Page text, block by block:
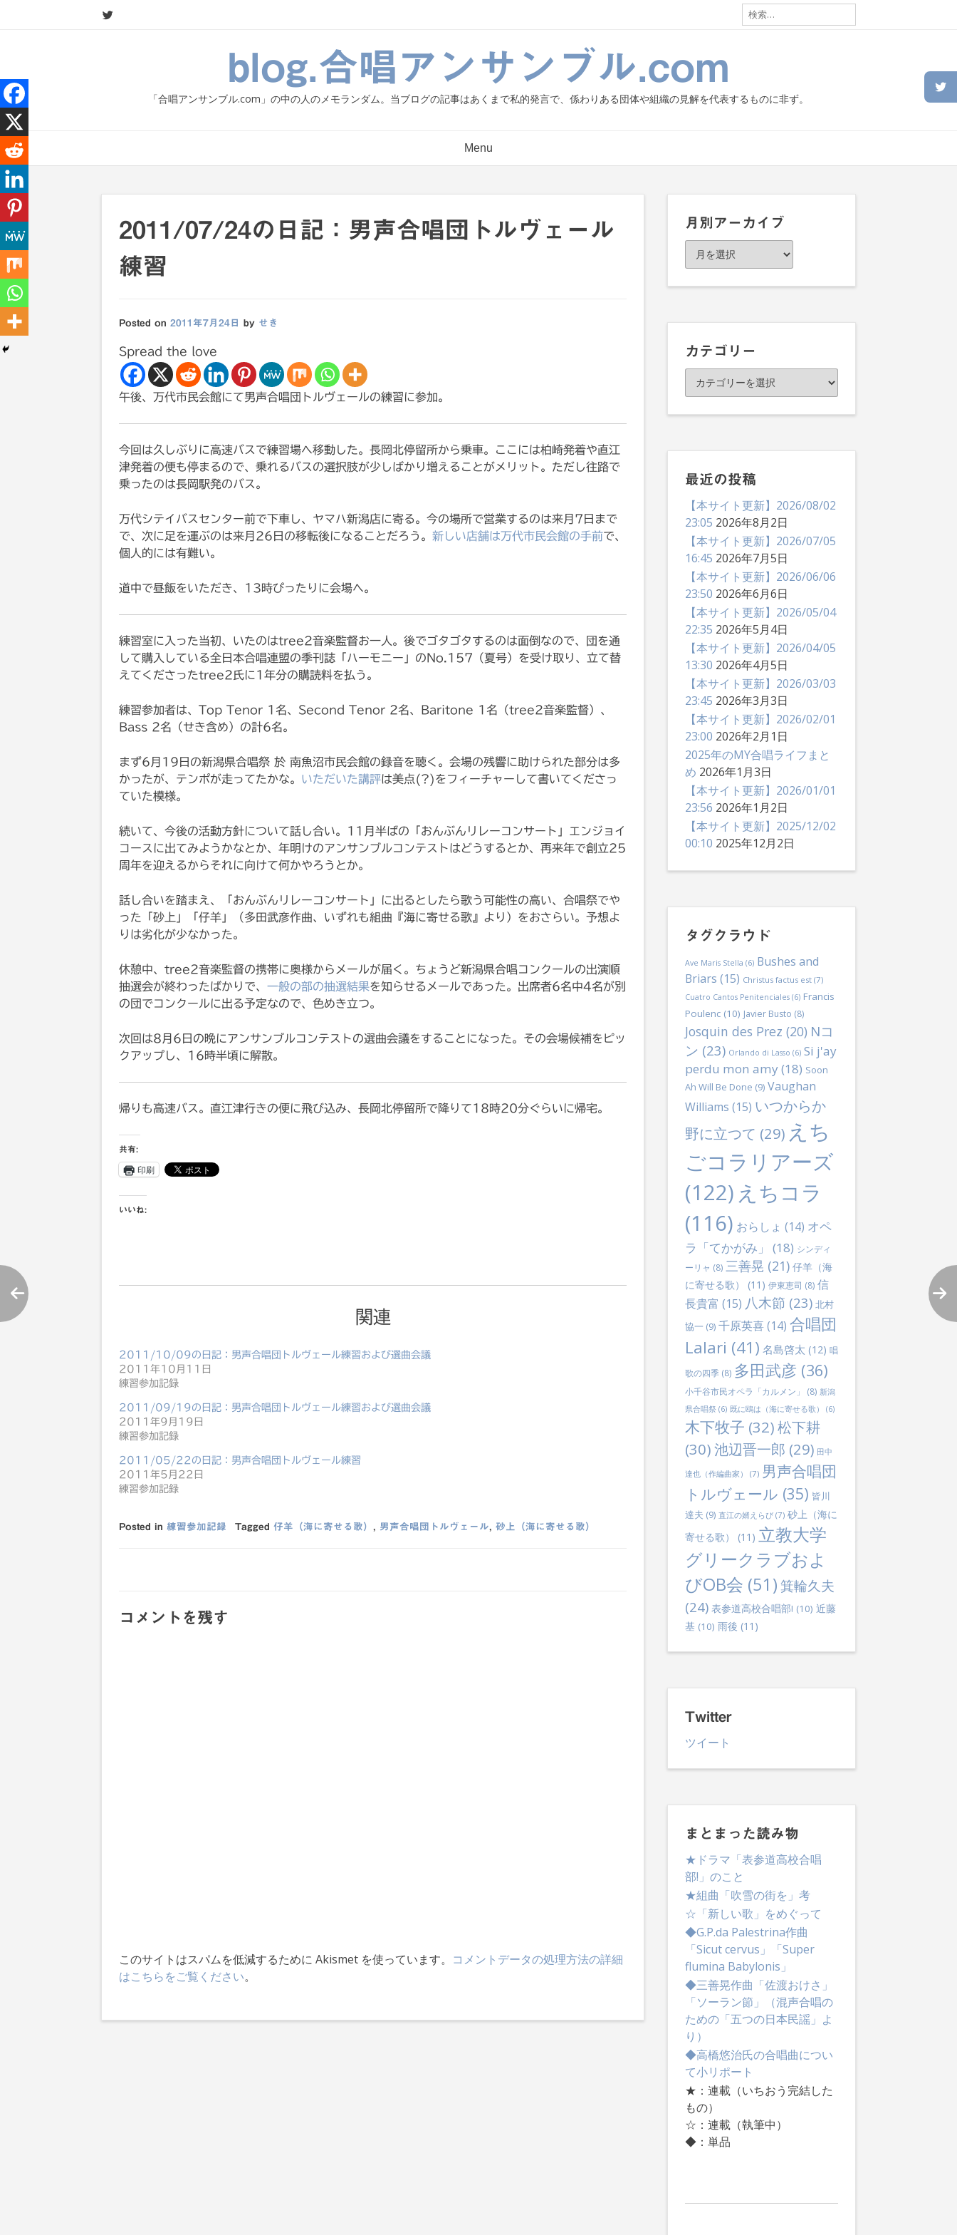
検
索:
blog.合唱アンサンブル.com
「合唱アンサンブル.com」の中の人のメモランダム。当ブログの記事はあくまで私的発言で、係わりある団体や組織の見解を代表するものに非ず。
Menu
2011/07/24の日記：男声合唱団トルヴェール
練習
Posted on 2011年7月24日 by せき
Spread the love
午後、万代市民会館にて男声合唱団トルヴェールの練習に参加。
今回は久しぶりに高速バスで練習場へ移動した。長岡北停留所から乗車。ここには柏崎発着や直江
津発着の便も停まるので、乗れるバスの選択肢が少しばかり増えることがメリット。ただし往路で
乗ったのは長岡駅発のバス。
万代シテイバスセンター前で下車し、ヤマハ新潟店に寄る。今の場所で営業するのは来月7日まで
で、次に足を運ぶのは来月26日の移転後になることだろう。 新しい店舗は万代市民会館の手前で、
個人的には有難い。
道中で昼飯をいただき、13時ぴったりに会場へ。
練習室に入った当初、いたのはtree2音楽監督お一人。後でゴタゴタするのは面倒なので、団を通
して購入している全日本合唱連盟の季刊誌「ハーモニー」のNo.157（夏号）を受け取り、立て替
えてくださったtree2氏に1年分の購読料を払う。
練習参加者は、Top Tenor 1名、Second Tenor 2名、Baritone 1名（tree2音楽監督）、
Bass 2名（せき含め）の計6名。
まず6月19日の新潟県合唱祭 於 南魚沼市民会館の録音を聴く。会場の残響に助けられた部分は多
かったが、テンポが走ってたかな。 いただいた講評は美点(?)をフィーチャーして書いてくださっ
ていた模様。
続いて、今後の活動方針について話し合い。11月半ばの「おんぶんリレーコンサート」エンジョイ
コースに出てみようかなとか、年明けのアンサンブルコンテストはどうするとか、再来年で創立25
周年を迎えるからそれに向けて何かやろうとか。
話し合いを踏まえ、「おんぶんリレーコンサート」に出るとしたら歌う可能性の高い、合唱祭でや
った「砂上」「仔羊」（多田武彦作曲、いずれも組曲『海に寄せる歌』より）をおさらい。予想よ
りは劣化が少なかった。
休憩中、tree2音楽監督の携帯に奥様からメールが届く。ちょうど新潟県合唱コンクールの出演順
抽選会が終わったばかりで、 一般の部の抽選結果を知らせるメールであった。出席者6名中4名が別
の団でコンクールに出る予定なので、色めき立つ。
次回は8月6日の晩にアンサンブルコンテストの選曲会議をすることになった。その会場候補をピッ
クアップし、16時半頃に解散。
帰りも高速バス。直江津行きの便に飛び込み、長岡北停留所で降りて18時20分ぐらいに帰宅。
共有:
印刷
いいね:
関連
2011/10/09の日記：男声合唱団トルヴェール練習および選曲会議
2011年10月11日
練習参加記録
2011/09/19の日記：男声合唱団トルヴェール練習および選曲会議
2011年9月19日
練習参加記録
2011/05/22の日記：男声合唱団トルヴェール練習
2011年5月22日
練習参加記録
Posted in 練習参加記録 Tagged 仔羊（海に寄せる歌） , 男声合唱団トルヴェール, 砂上（海に寄せる歌）
ナ
コメントを残す
Alternative:
このサイトはスパムを低減するために Akismet を使っています。 コメントデータの処理方法の詳細
はこちらをご覧ください。
月別アーカイブ
別
ア
ブ
カテゴリー
テ
ゴ
最近の投稿
【本サイト更新】2026/08/02
23:05 2026年8月2日
【本サイト更新】2026/07/05
16:45 2026年7月5日
【本サイト更新】2026/06/06
23:50 2026年6月6日
【本サイト更新】2026/05/04
22:35 2026年5月4日
【本サイト更新】2026/04/05
13:30 2026年4月5日
【本サイト更新】2026/03/03
23:45 2026年3月3日
【本サイト更新】2026/02/01
23:00 2026年2月1日
2025年のMY合唱ライフまと
め 2026年1月3日
【本サイト更新】2026/01/01
23:56 2026年1月2日
【本サイト更新】2025/12/02
00:10 2025年12月2日
タグクラウド
Ave Maris Stella (6) Bushes and
Briars (15) Christus factus est(7)
Cuatro Cantos Penitenciales(6) Francis
Poulenc(10) Javier Busto (8)
Josquin des Prez (20) Nコ
ン (23) Orlando di Lasso (6) Si j'ay
perdu mon amy(18) Soon
Ah Will Be Done (9) Vaughan
Williams (15) いつからか
野に立つて (29) えち
ごコラリアーズ
(122) えちコラ
(116) おらしょ (14) オペ
ラ「てかがみ」
(18) シンディ
ーリャ (8) 三善晃 (21) 仔羊（海
に寄せる歌）
(11) 伊東恵司 (8) 信
長貴富 (15) 八木節 (23) 北村
協一 (9) 千原英喜(14) 合唱団
Lalari (41) 名島啓太 (12) 唱
歌の四季(8) 多田武彦 (36)
小千谷市民オペラ「カルメン」 (8) 新潟
県合唱祭(6) 既に鴎は（海に寄せる歌） (6)
木下牧子 (32)松下耕
(30)池辺晋一郎 (29) 田中
達也（作編曲家） (7) 男声合唱団
トルヴェール (35) 皆川
達夫 (9) 直江の婿えらび(7) 砂上（海に
寄せる歌）
(11) 立教大学
グリークラブおよ
びOB会 (51) 箕輪久夫
(24) 表参道高校合唱部! (10) 近藤
基 (10) 雨後 (11)
Twitter
ツイート
まとまった読み物
★ドラマ「表参道高校合唱
部!」のこと
★組曲「吹雪の街を」考
☆「新しい歌」をめぐって
◆G.P.da Palestrina作曲
「Sicut cervus」「Super
flumina Babylonis」
◆三善晃作曲「佐渡おけさ」
「ソーラン節」（混声合唱の
ための「五つの日本民謡」よ
り）
◆高橋悠治氏の合唱曲につい
て小リポート
★：連載（いちおう完結した
もの）
☆：連載（執筆中）
◆：単品